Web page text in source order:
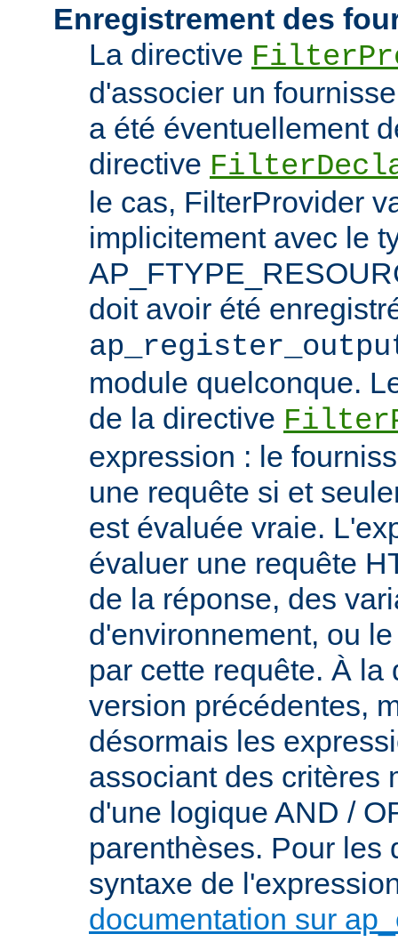
Enregistrement des
La directive
d'associer un
a été éventuellement
directive
le cas, FilterProvider
implicitement avec le
doit avoir été
module quelconque.
de la directive
expression : le
une requête si et
est évaluée vraie.
évaluer une requête
de la réponse, des
d'environnement, ou
par cette requête. À la
version précédentes,
désormais les
associant des critères
d'une logique AND /
parenthèses. Pour les
syntaxe de
documentation sur